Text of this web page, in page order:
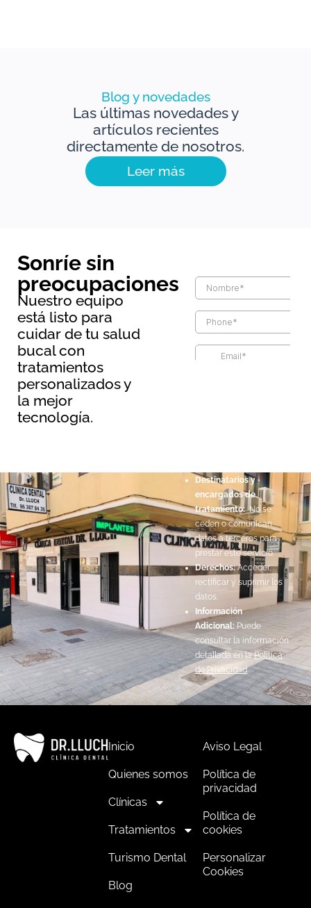
Blog y novedades
Las últimas novedades y
artículos recientes
directamente de nosotros.
Leer más
Destinatarios y
encargados de
tratamiento:No se
ceden o comunican
datos a terceros para
prestar este servicio.
Derechos:Acceder,
rectificar y suprimir los
datos.
Información
Adicional: Puede
consultar la información
detallada en laPolítica
de Privacidad.
Sonríe sin
preocupaciones
Nuestro equipo
está listo para
cuidar de tu salud
bucal con
tratamientos
personalizados y
la mejor
tecnología.
Inicio
Quienes somos
Clínicas
Tratamientos
Turismo Dental
Blog
Aviso Legal
Política de
privacidad
Política de
cookies
Personalizar
Cookies